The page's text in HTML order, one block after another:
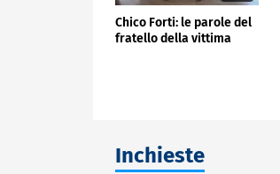
Chico Forti: le parole del
fratello della vittima
Inchieste